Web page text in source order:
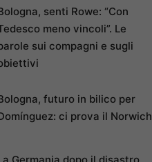
senti Rowe: “Con
meno vincoli”. Le
sui compagni e sugli
futuro in bilico per
ci prova il Norwich